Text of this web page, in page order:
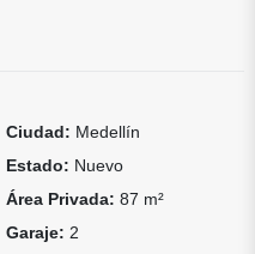
Ciudad: Medellín
Estado: Nuevo
Área Privada: 87 m²
Garaje: 2